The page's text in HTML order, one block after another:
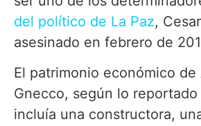
del político de La Paz,
asesinado en febrero de
El patrimonio económico de
Gnecco, según lo reportado
incluía una constructora,